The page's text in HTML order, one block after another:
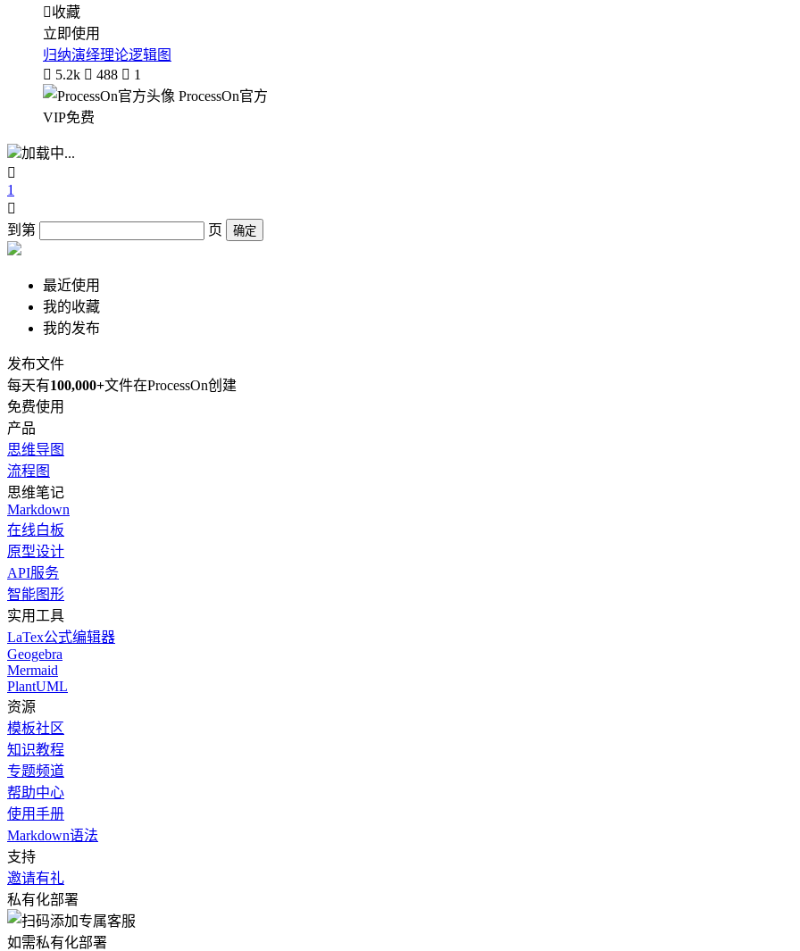
收藏
立即使用
归纳演绎理论逻辑图
 5.2k  488  1
ProcessOn官方
VIP免费
加载中...

1

到第
页 确定
最近使用
我的收藏
我的发布
发布文件
每天有100,000+文件在ProcessOn创建
免费使用
产品
思维导图
流程图
思维笔记
Markdown
在线白板
原型设计
API服务
智能图形
实用工具
LaTex公式编辑器
Geogebra
Mermaid
PlantUML
资源
模板社区
知识教程
专题频道
帮助中心
使用手册
Markdown语法
支持
邀请有礼
私有化部署
如需私有化部署